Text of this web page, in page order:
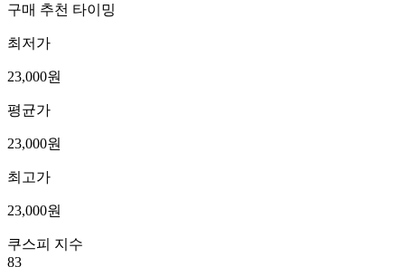
구매 추천 타이밍
최저가
23,000원
평균가
23,000원
최고가
23,000원
쿠스피 지수
83